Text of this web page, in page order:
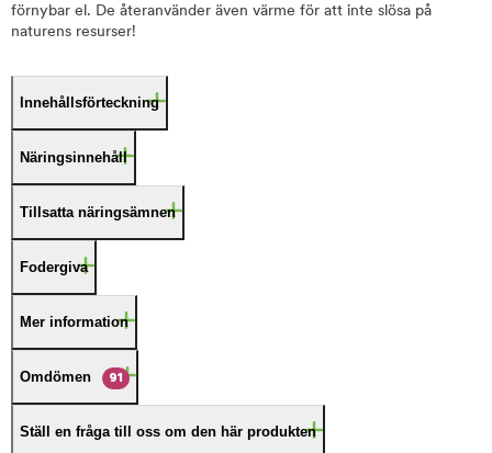
förnybar el. De återanvänder även värme för att inte slösa på
naturens resurser!
Innehållsförteckning
Näringsinnehåll
Tillsatta näringsämnen
Fodergiva
Mer information
Omdömen 91
Ställ en fråga till oss om den här produkten